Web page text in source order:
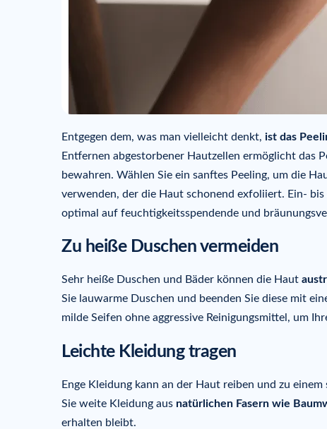
Entgegen dem, was man vielleicht denkt, ist das
Entfernen abgestorbener Hautzellen ermöglicht das
bewahren. Wählen Sie ein sanftes Peeling, um die
verwenden, der die Haut schonend exfoliiert. Ein-
optimal auf feuchtigkeitsspendende und
Zu heiße Duschen vermeiden
Sehr heiße Duschen und Bäder können die Haut
Sie lauwarme Duschen und beenden Sie diese mit
milde Seifen ohne aggressive Reinigungsmittel, um
Leichte Kleidung tragen
Enge Kleidung kann an der Haut reiben und zu
Sie weite Kleidung aus natürlichen Fasern wie
erhalten bleibt.